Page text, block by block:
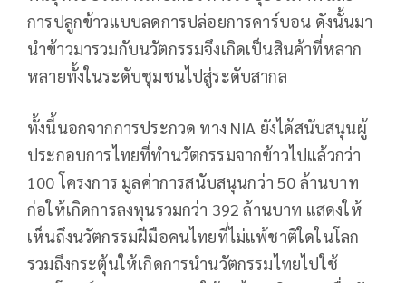
การปลูกข้าวแบบลดการปล่อยการคาร์บอน ดังนั้นมา
นำข้าวมารวมกับนวัตกรรมจึงเกิดเป็นสินค้าที่หลาก
หลายทั้งในระดับชุมชนไปสู่ระดับสากล
ทั้งนี้นอกจากการประกวด ทาง NIA ยังได้สนับสนุนผู้
ประกอบการไทยที่ทำนวัตกรรมจากข้าวไปแล้วกว่า
100 โครงการ มูลค่าการสนับสนุนกว่า 50 ล้านบาท
ก่อให้เกิดการลงทุนรวมกว่า 392 ล้านบาท แสดงให้
เห็นถึงนวัตกรรมฝีมือคนไทยที่ไม่แพ้ชาติใดในโลก
รวมถึงกระตุ้นให้เกิดการนำนวัตกรรมไทยไปใช้